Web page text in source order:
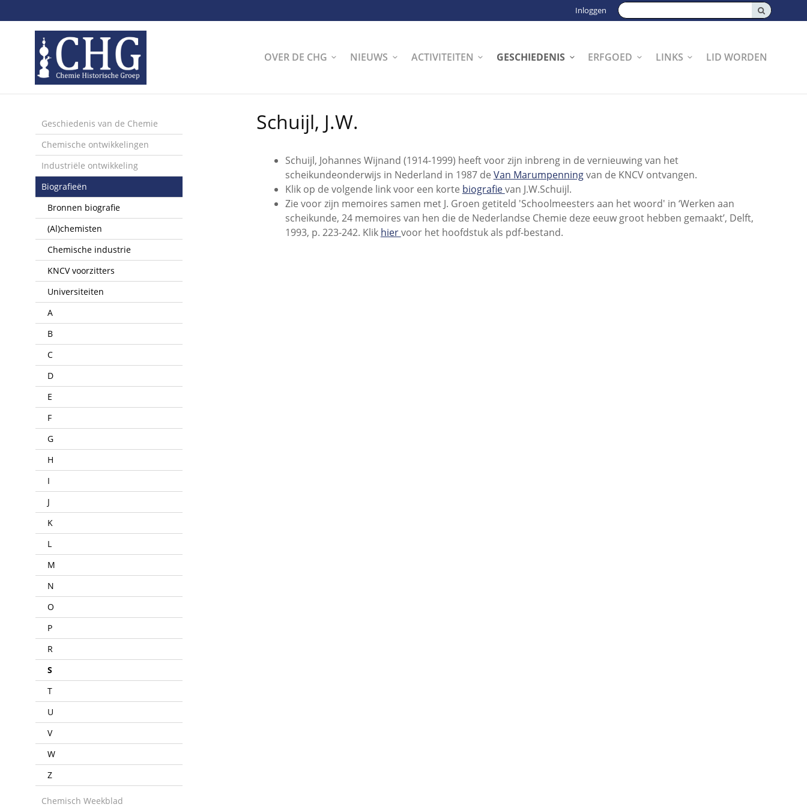
links
Spring
naar
de
inhoud
naar
het
menu
Zoeken:
Inloggen
OVER DE CHG NIEUWS ACTIVITEITEN GESCHIEDENIS ERFGOED LINKS LID WORDEN
Schuijl, J.W.
Schuijl, Johannes Wijnand (1914-1999) heeft voor zijn inbreng in de vernieuwing van het
scheikundeonderwijs in Nederland in 1987 de Van Marumpenningvan de KNCV ontvangen.
Klik op de volgende link voor een korte biografievan J.W.Schuijl.
Zie voor zijn memoires samen met J. Groen getiteld 'Schoolmeesters aan het woord' in ‘Werken aan
scheikunde, 24 memoires van hen die de Nederlandse Chemie deze eeuw groot hebben gemaakt’, Delft,
1993, p. 223-242. Klik hiervoor het hoofdstuk als pdf-bestand.
Geschiedenis van de Chemie
Chemische ontwikkelingen
Industriële ontwikkeling
Biografieën
Bronnen biografie
(Al)chemisten
Chemische industrie
KNCV voorzitters
Universiteiten
A
B
C
D
E
F
G
H
I
J
K
L
M
N
O
P
R
S
T
U
V
W
Z
Chemisch Weekblad